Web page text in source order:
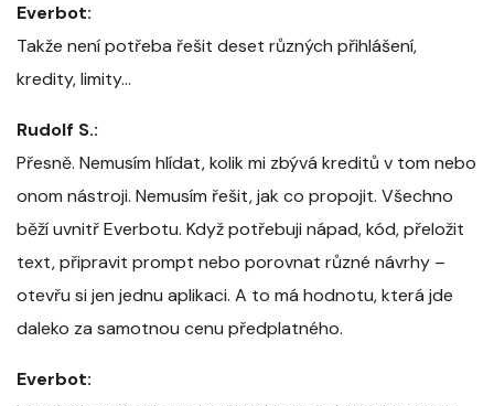
Everbot:
Takže není potřeba řešit deset různých přihlášení,
kredity, limity…
Rudolf S.:
Přesně. Nemusím hlídat, kolik mi zbývá kreditů v tom nebo
onom nástroji. Nemusím řešit, jak co propojit. Všechno
běží uvnitř Everbotu. Když potřebuji nápad, kód, přeložit
text, připravit prompt nebo porovnat různé návrhy –
otevřu si jen jednu aplikaci. A to má hodnotu, která jde
daleko za samotnou cenu předplatného.
Everbot: